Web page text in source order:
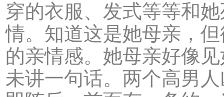
穿的衣服、发式等等和
情。知道这是她母亲，
的亲情感。她母亲好像
未讲一句话。两个高男